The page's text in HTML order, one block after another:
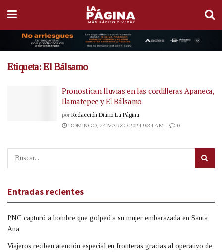
Etiqueta:El Bálsamo
Pronostican lluvias en las cordilleras Apaneca,
Ilamatepec y El Bálsamo
por Redacción Diario La Página
DOMINGO, 24 MARZO 2024 9:34 AM
0
Entradas recientes
PNC capturó a hombre que golpeó a su mujer embarazada en Santa
Ana
Viajeros reciben atención especial en fronteras gracias al operativo de